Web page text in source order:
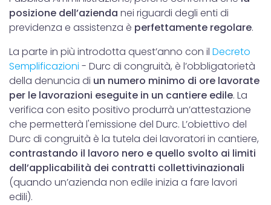
posizione dell’azienda nei riguardi degli enti di
previdenza e assistenza è perfettamente regolare.
La parte in più introdotta quest’anno con il Decreto
Semplificazioni - Durc di congruità, è l’obbligatorietà
della denuncia di un numero minimo di ore lavorate
per le lavorazioni eseguite in un cantiere edile. La
verifica con esito positivo produrrà un’attestazione
che permetterà l'emissione del Durc. L’obiettivo del
Durc di congruità è la tutela dei lavoratori in cantiere,
contrastando il lavoro nero e quello svolto ai limiti
dell’applicabilità dei contratti collettivinazionali
(quando un’azienda non edile inizia a fare lavori
edili).